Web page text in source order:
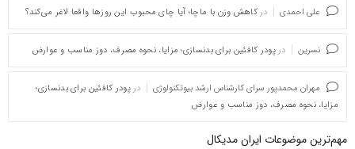
علی احمدی در کاهش وزن با ماچا؛ آیا چای محبوب این روزها واقعا لاغر می‌کند؟
نسرین در پودر کافئین برای بدنسازی؛ مزایا، نحوه مصرف، دوز مناسب و عوارض
مهران محمدپور سرای کارشناس ارشد بیوتکنولوژی در پودر کافئین برای بدنسازی؛
مزایا، نحوه مصرف، دوز مناسب و عوارض
مهم‌ترین موضوعات ایران مدیکال